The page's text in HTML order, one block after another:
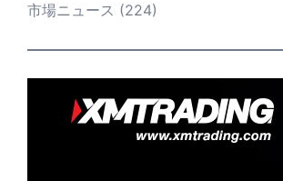
市場ニュース (224)